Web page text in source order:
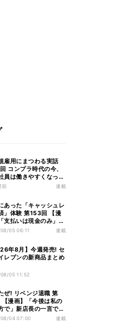
雇用にまつわる実話
コンプラ時代の今、
員は働きやすくなっ
前 連載
あった「キャッシュレ
」体験 第153回 【漫
支払いは現金のみ」と
ていたのに……会計で
05 06:11 連載
年8月】今週発売! セ
レブンの新商品まとめ
05 11:52
ぜ! リベンジ退職 第
漫画】「今後は私の
で」新店長の一言でベ
退職→崩壊した現場
04 07:00 連載